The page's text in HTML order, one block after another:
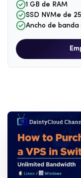
1 GB de RAM
SSD NVMe de
Ancho de banda